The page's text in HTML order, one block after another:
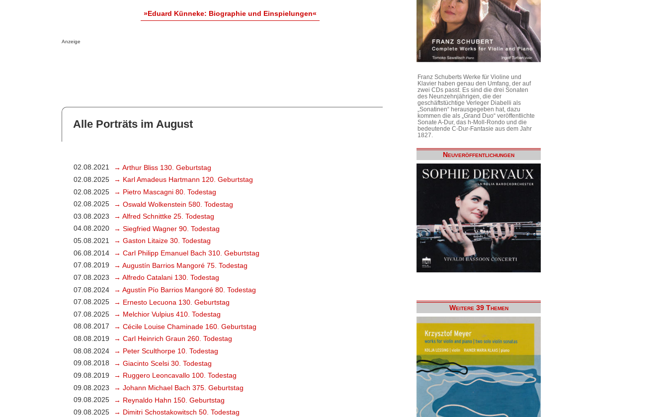
»Eduard Künneke: Biographie und Einspielungen«
Anzeige
Alle Porträts im August
02.08.2021
→ Arthur Bliss 130. Geburtstag
02.08.2025
→ Karl Amadeus Hartmann 120. Geburtstag
02.08.2025
→ Pietro Mascagni 80. Todestag
02.08.2025
→ Oswald Wolkenstein 580. Todestag
03.08.2023
→ Alfred Schnittke 25. Todestag
04.08.2020
→ Siegfried Wagner 90. Todestag
05.08.2021
→ Gaston Litaize 30. Todestag
06.08.2014
→ Carl Philipp Emanuel Bach 310. Geburtstag
07.08.2019
→ Augustín Barrios Mangoré 75. Todestag
07.08.2023
→ Alfredo Catalani 130. Todestag
07.08.2024
→ Agustín Pío Barrios Mangoré 80. Todestag
07.08.2025
→ Ernesto Lecuona 130. Geburtstag
07.08.2025
→ Melchior Vulpius 410. Todestag
08.08.2017
→ Cécile Louise Chaminade 160. Geburtstag
08.08.2019
→ Carl Heinrich Graun 260. Todestag
08.08.2024
→ Peter Sculthorpe 10. Todestag
09.08.2018
→ Giacinto Scelsi 30. Todestag
09.08.2019
→ Ruggero Leoncavallo 100. Todestag
09.08.2023
→ Johann Michael Bach 375. Geburtstag
09.08.2025
→ Reynaldo Hahn 150. Geburtstag
09.08.2025
→ Dimitri Schostakowitsch 50. Todestag
Franz Schuberts Werke für Violine und
Klavier haben genau den Umfang, der auf
zwei CDs passt. Es sind die drei Sonaten
des Neunzehnjährigen, die der
geschäftstüchtige Verleger Diabelli als
„Sonatinen“ herausgegeben hat, dazu
kommen die als „Grand Duo“ veröffentlichte
Sonate A-Dur, das h-Moll-Rondo und die
bedeutende C-Dur-Fantasie aus dem Jahr
1827.
Neuveröffentlichungen
Weitere 39 Themen